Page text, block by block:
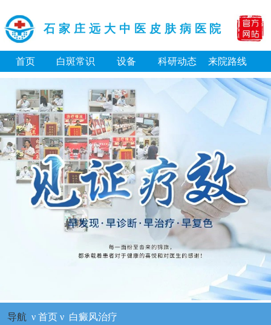
石家庄远大中医皮肤病医院
首页 白斑常识 设备 科研动态 来院路线
导航 ν 首页ν 白癜风治疗